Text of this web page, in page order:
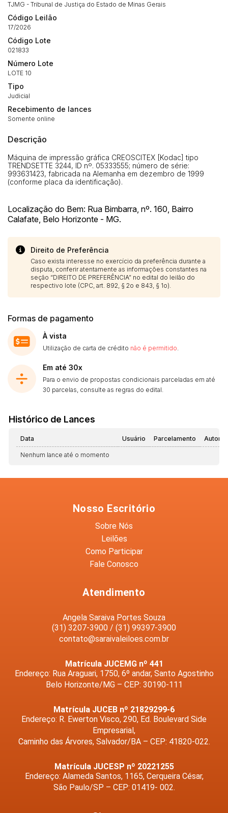
TJMG - Tribunal de Justiça do Estado de Minas Gerais
Código Leilão
17/2026
Código Lote
021833
Número Lote
LOTE 10
Tipo
Judicial
Recebimento de lances
Somente online
Descrição
Máquina de impressão gráfica CREOSCITEX [Kodac] tipo
TRENDSETTE 3244, ID nº. 05333555; número de série:
993631423, fabricada na Alemanha em dezembro de 1999
(conforme placa da identificação).
Localização do Bem: Rua Bimbarra, nº. 160, Bairro
Calafate, Belo Horizonte - MG.
Direito de Preferência
Caso exista interesse no exercício da preferência durante a
disputa, conferir atentamente as informações constantes na
seção “DIREITO DE PREFERÊNCIA” no edital do leilão do
respectivo lote (CPC, art. 892, § 2o e 843, § 1o).
Formas de pagamento
À vista
Utilização de carta de crédito não é permitido
Em até 30x
Para o envio de propostas condicionais parceladas em até
30 parcelas, consulte as regras do edital.
Histórico de Lances
Data Usuário Parcelamento
Nenhum lance até o momento
14/04/2025 18:43:11
Nosso Escritório
Sobre Nós
Leilões
Como Participar
Fale Conosco
Atendimento
Angela Saraiva Portes Souza
(31) 3207-3900 / (31) 99397-3900
contato@saraivaleiloes.com.br
Matrícula JUCEMG nº 441
Endereço: Rua Araguari, 1750, 6º andar, Santo Agostinho
Belo Horizonte/MG – CEP: 30190-111
Matrícula JUCEB nº 21829299-6
Endereço: R. Ewerton Visco, 290, Ed. Boulevard Side
Empresarial,
Caminho das Árvores, Salvador/BA – CEP: 41820-022.
Matrícula JUCESP nº 20221255
Endereço: Alameda Santos, 1165, Cerqueira César,
São Paulo/SP – CEP: 01419- 002.